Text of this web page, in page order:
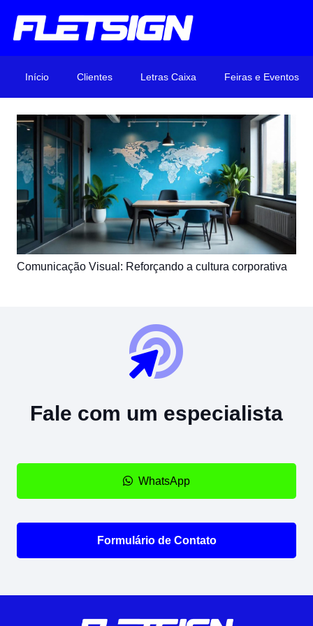
Início Clientes Letras Caixa Feiras e Eventos
Comunicação Visual: Reforçando a cultura corporativa
Fale com um especialista
WhatsApp
Formulário de Contato